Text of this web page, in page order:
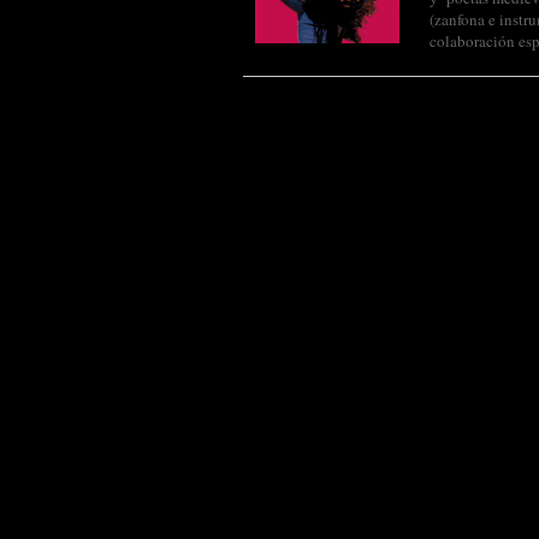
(zanfona e
colaboración